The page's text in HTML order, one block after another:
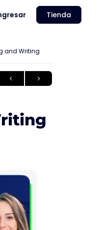
Tienda
and Writing